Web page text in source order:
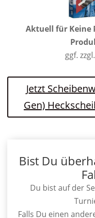
Aktuell für Keine
ggf.
Jetzt
Gen)
Bist Du
Du bist auf der
Falls Du einen